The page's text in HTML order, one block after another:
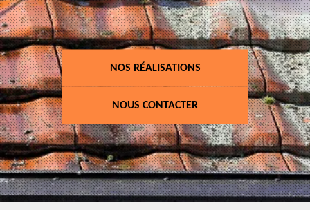
NOS RÉALISATIONS
NOUS CONTACTER